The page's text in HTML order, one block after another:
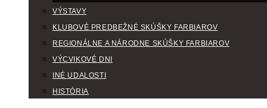
VÝSTAVY
KLUBOVÉ PREDBEŽNÉ SKÚŠKY FARBIAROV
REGIONÁLNE A NÁRODNE SKÚŠKY FARBIAROV
VÝCVIKOVÉ DNI
INÉ UDALOSTI
HISTÓRIA